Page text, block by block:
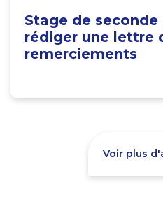
Stage de
rédiger une lettre
remerciements
Voir plus